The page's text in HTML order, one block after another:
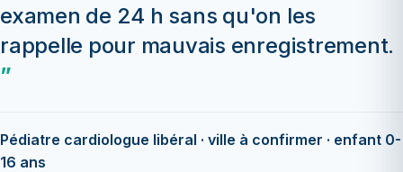
examen de 24 h sans qu'on les
rappelle pour mauvais enregistrement.
Pédiatre cardiologue libéral · ville à confirmer · enfant 0-
16 ans